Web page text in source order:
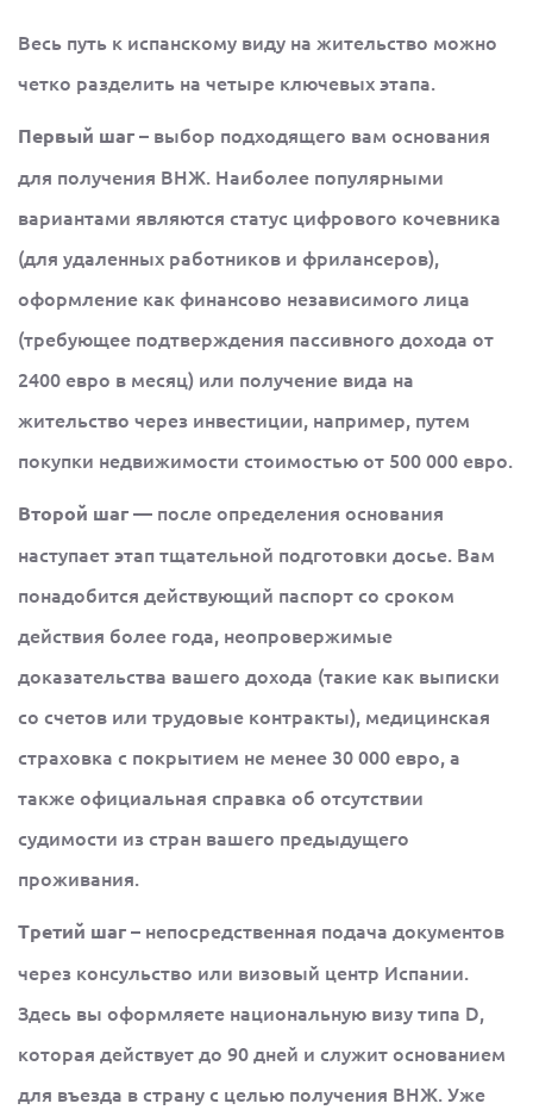
Весь путь к испанскому виду на жительство можно
четко разделить на четыре ключевых этапа.
Первый шаг– выбор подходящего вам основания
для получения ВНЖ. Наиболее популярными
вариантами являются статус цифрового кочевника
(для удаленных работников и фрилансеров),
оформление как финансово независимого лица
(требующее подтверждения пассивного дохода от
2400 евро в месяц) или получение вида на
жительство через инвестиции, например, путем
покупки недвижимости стоимостью от 500 000 евро.
Второй шаг— после определения основания
наступает этап тщательной подготовки досье. Вам
понадобится действующий паспорт со сроком
действия более года, неопровержимые
доказательства вашего дохода (такие как выписки
со счетов или трудовые контракты), медицинская
страховка с покрытием не менее 30 000 евро, а
также официальная справка об отсутствии
судимости из стран вашего предыдущего
проживания.
Третий шаг– непосредственная подача документов
через консульство или визовый центр Испании.
Здесь вы оформляете национальную визу типа D,
которая действует до 90 дней и служит основанием
для въезда в страну с целью получения ВНЖ. Уже